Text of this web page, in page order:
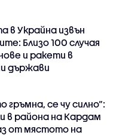
в Украйна извън
Близо 100 случая
и ракети в
държави
гръмна, се чу силно“:
в района на Кардам
от мястото на